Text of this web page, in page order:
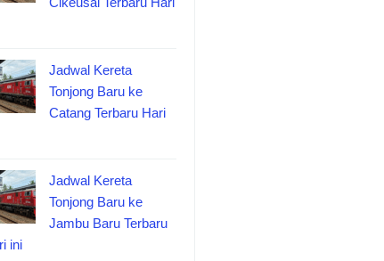
Jadwal Kereta
Tonjong Baru ke
Catang Terbaru Hari
Jadwal Kereta
Tonjong Baru ke
Jambu Baru Terbaru
ini